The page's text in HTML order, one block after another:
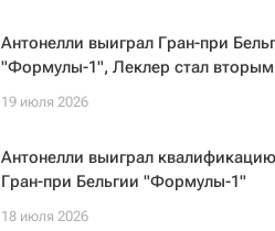
Антонелли выиграл Гран-при
"Формулы-1", Леклер стал вторым
19 июля 2026
Антонелли выиграл
Гран-при Бельгии "Формулы-1"
18 июля 2026